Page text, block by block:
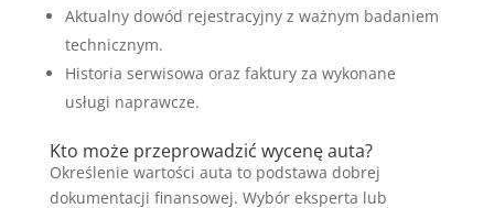
Aktualny dowód rejestracyjny z ważnym badaniem
technicznym.
Historia serwisowa oraz faktury za wykonane
usługi naprawcze.
Kto może przeprowadzić wycenę auta?
Określenie wartości auta to podstawa dobrej
dokumentacji finansowej. Wybór eksperta lub